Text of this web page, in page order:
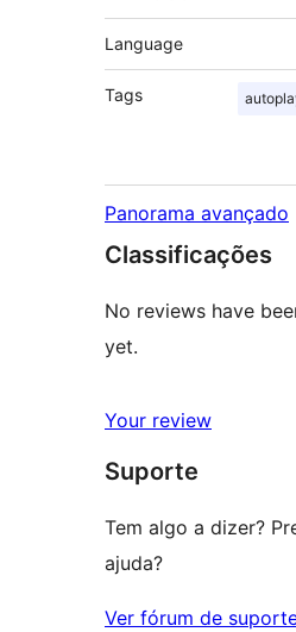
Language
Tags
Panorama avançado
Classificações
No reviews have
yet.
Your review
Suporte
Tem algo a dizer?
ajuda?
Ver fórum de